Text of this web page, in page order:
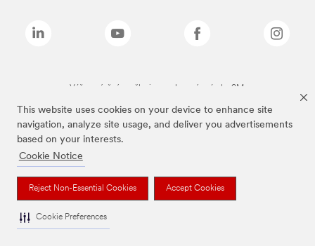
This website uses cookies on your device to enhance site
navigation, analyze site usage, and deliver you advertisements
based on your interests.
Cookie Notice
Reject Non-Essential Cookies Accept Cookies
Cookie Preferences
Výše zmíněné značky jsou ochranné známky 3M.